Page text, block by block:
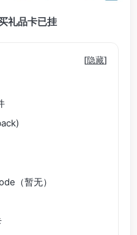
礼品卡已挂
[隐藏]
（暂无）